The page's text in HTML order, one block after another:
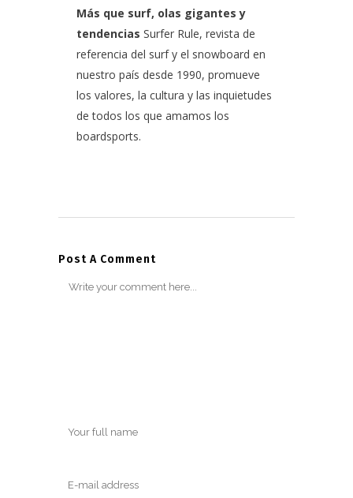
Más que surf, olas gigantes y
tendencias Surfer Rule, revista de
referencia del surf y el snowboard en
nuestro país desde 1990, promueve
los valores, la cultura y las inquietudes
de todos los que amamos los
boardsports.
Post A Comment